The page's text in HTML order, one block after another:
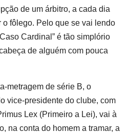
de um árbitro, a cada dia
fôlego. Pelo que se vai lendo
Cardinal” é tão simplório
de alguém com pouca
metragem de série B, o
vice-presidente do clube, com
Lex (Primeiro a Lei), vai à
na conta do homem a tramar, a